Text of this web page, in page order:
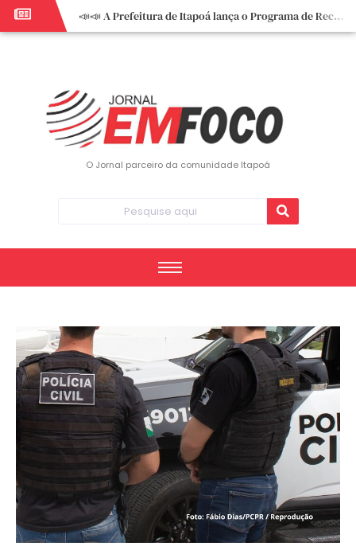
📣📣 A Prefeitura de Itapoá lança o Programa de Recuperação Fiscal (REFIS).
📢 Empreendedor do turismo, esta oportunidade é para você! Itapoá – SC.
O Jornal parceiro da comunidade Itapoá